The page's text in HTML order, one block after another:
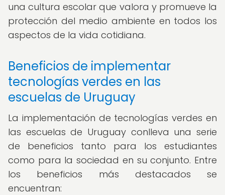
una cultura escolar que valora y promueve la
protección del medio ambiente en todos los
aspectos de la vida cotidiana.
Beneficios de implementar
tecnologías verdes en las
escuelas de Uruguay
La implementación de tecnologías verdes en
las escuelas de Uruguay conlleva una serie
de beneficios tanto para los estudiantes
como para la sociedad en su conjunto. Entre
los beneficios más destacados se
encuentran: